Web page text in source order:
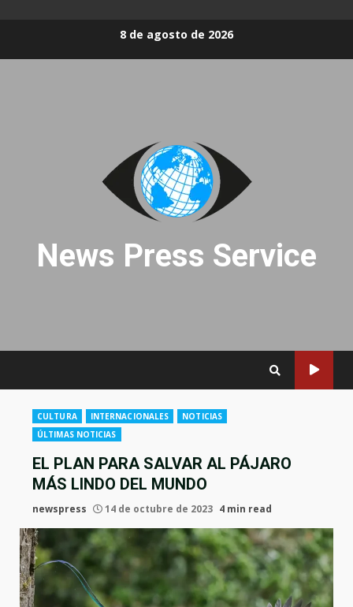
8 de agosto de 2026
News Press Service
CULTURA INTERNACIONALES
NOTICIAS
ÚLTIMAS NOTICIAS
EL PLAN PARA SALVAR AL PÁJARO
MÁS LINDO DEL MUNDO
newspress 14 de octubre de 2023 4 min read